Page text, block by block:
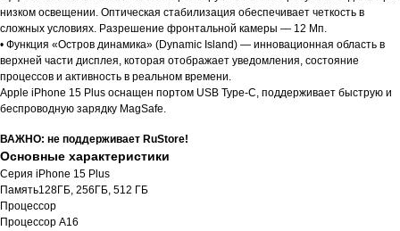
низком освещении. Оптическая стабилизация обеспечивает четкость в
сложных условиях. Разрешение фронтальной камеры — 12 Мп.
• Функция «Остров динамика» (Dynamic Island) — инновационная область в
верхней части дисплея, которая отображает уведомления, состояние
процессов и активность в реальном времени.
Apple iPhone 15 Plus оснащен портом USB Type-C, поддерживает быструю и
беспроводную зарядку MagSafe.
ВАЖНО: не поддерживает RuStore!
Основные характеристики
Серия iPhone 15 Plus
Память128ГБ, 256ГБ, 512 ГБ
Процессор
Процессор A16